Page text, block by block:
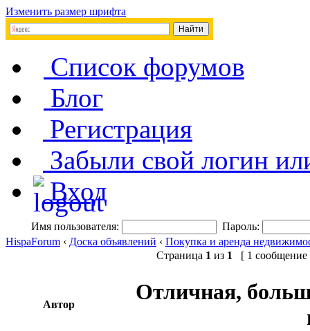
Изменить размер шрифта
Список форумов
Блог
Регистрация
Забыли свой логин
Вход
Имя пользователя:
Пароль:
HispaForum ‹ Доска объявлений ‹ Покупка и аренда
Страница 1 из 1 [ 1 сообщение
Автор
Отличная,